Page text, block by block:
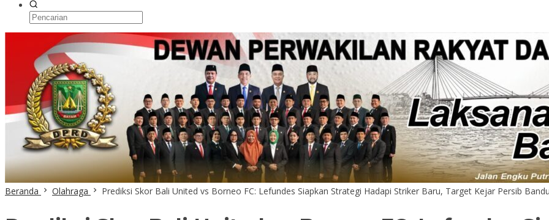
Beranda Olahraga Prediksi Skor Bali United vs Borneo FC: Lefundes Siapkan Strategi Hadapi Striker Baru, Target Kejar Persib